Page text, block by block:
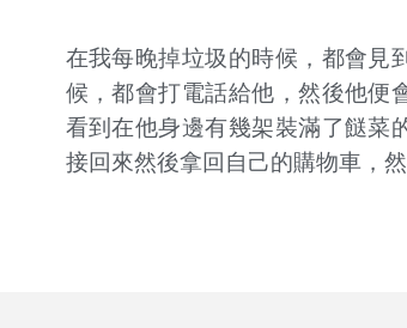
在我每晚掉垃圾的時候，都會見
候，都會打電話給他，然後他便
看到在他身邊有幾架裝滿了餸菜
接回來然後拿回自己的購物車，然